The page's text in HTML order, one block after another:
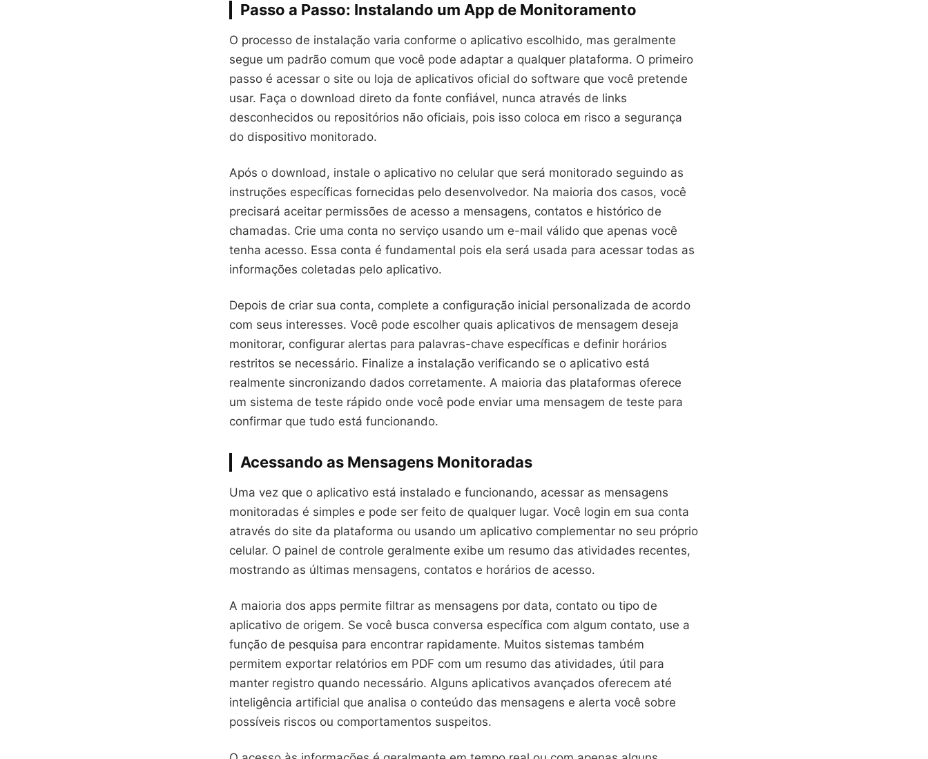
Passo a Passo: Instalando um App de Monitoramento
O processo de instalação varia conforme o aplicativo escolhido, mas geralmente
segue um padrão comum que você pode adaptar a qualquer plataforma. O primeiro
passo é acessar o site ou loja de aplicativos oficial do software que você pretende
usar. Faça o download direto da fonte confiável, nunca através de links
desconhecidos ou repositórios não oficiais, pois isso coloca em risco a segurança
do dispositivo monitorado.
Após o download, instale o aplicativo no celular que será monitorado seguindo as
instruções específicas fornecidas pelo desenvolvedor. Na maioria dos casos, você
precisará aceitar permissões de acesso a mensagens, contatos e histórico de
chamadas. Crie uma conta no serviço usando um e-mail válido que apenas você
tenha acesso. Essa conta é fundamental pois ela será usada para acessar todas as
informações coletadas pelo aplicativo.
Depois de criar sua conta, complete a configuração inicial personalizada de acordo
com seus interesses. Você pode escolher quais aplicativos de mensagem deseja
monitorar, configurar alertas para palavras-chave específicas e definir horários
restritos se necessário. Finalize a instalação verificando se o aplicativo está
realmente sincronizando dados corretamente. A maioria das plataformas oferece
um sistema de teste rápido onde você pode enviar uma mensagem de teste para
confirmar que tudo está funcionando.
Acessando as Mensagens Monitoradas
Uma vez que o aplicativo está instalado e funcionando, acessar as mensagens
monitoradas é simples e pode ser feito de qualquer lugar. Você login em sua conta
através do site da plataforma ou usando um aplicativo complementar no seu próprio
celular. O painel de controle geralmente exibe um resumo das atividades recentes,
mostrando as últimas mensagens, contatos e horários de acesso.
A maioria dos apps permite filtrar as mensagens por data, contato ou tipo de
aplicativo de origem. Se você busca conversa específica com algum contato, use a
função de pesquisa para encontrar rapidamente. Muitos sistemas também
permitem exportar relatórios em PDF com um resumo das atividades, útil para
manter registro quando necessário. Alguns aplicativos avançados oferecem até
inteligência artificial que analisa o conteúdo das mensagens e alerta você sobre
possíveis riscos ou comportamentos suspeitos.